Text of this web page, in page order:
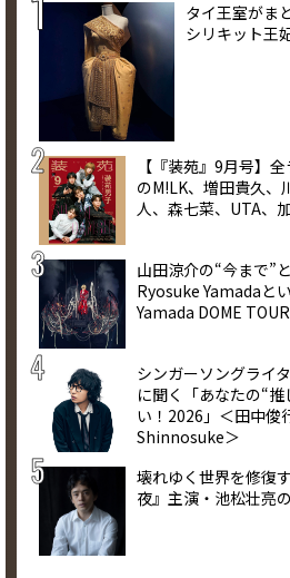
タイ王室がま
シリキット王
【『装苑』9月号】
のM!LK、増田貴久、
人、森七菜、UTA、
山田涼介の“今まで”
Ryosuke Yamadaと
Yamada DOME TOUR
シンガーソングライ
に聞く「あなたの“
い！2026」＜田中俊
Shinnosuke＞
壊れゆく世界を修復
夜』主演・池松壮亮